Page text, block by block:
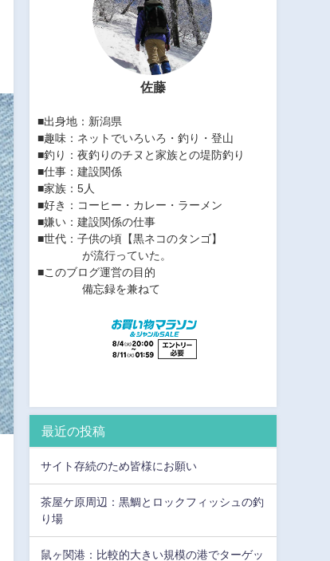
佐藤
■出身地：新潟県
■趣味：ネットでいろいろ・釣り・登山
■釣り：夜釣りのチヌと家族との堤防釣り
■仕事：建設関係
■家族：5人
■好き：コーヒー・カレー・ラーメン
■嫌い：建設関係の仕事
■世代：子供の頃【黒ネコのタンゴ】
が流行っていた。
■このブログ運営の目的
備忘録を兼ねて
最近の投稿
サイト存続のため皆様にお願い
茶屋ケ原周辺：黒鯛とロックフィッシュの釣
り場
鼠ヶ関港：比較的大きい規模の港でターゲッ